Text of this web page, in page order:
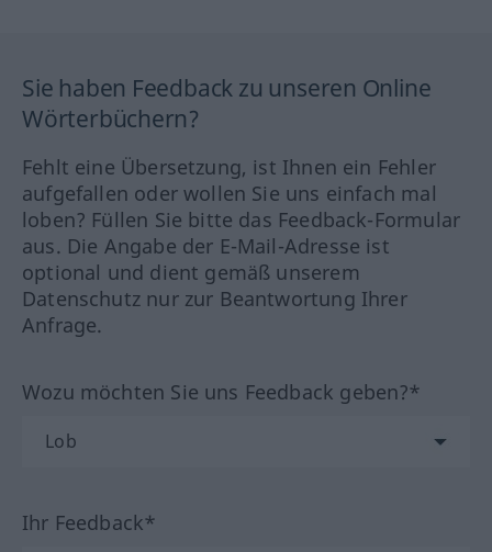
Sie haben Feedback zu unseren Online
Wörterbüchern?
Fehlt eine Übersetzung, ist Ihnen ein Fehler
aufgefallen oder wollen Sie uns einfach mal
loben? Füllen Sie bitte das Feedback-Formular
aus. Die Angabe der E-Mail-Adresse ist
optional und dient gemäß unserem
Datenschutz nur zur Beantwortung Ihrer
Anfrage.
Wozu möchten Sie uns Feedback geben?*
Ihr Feedback*